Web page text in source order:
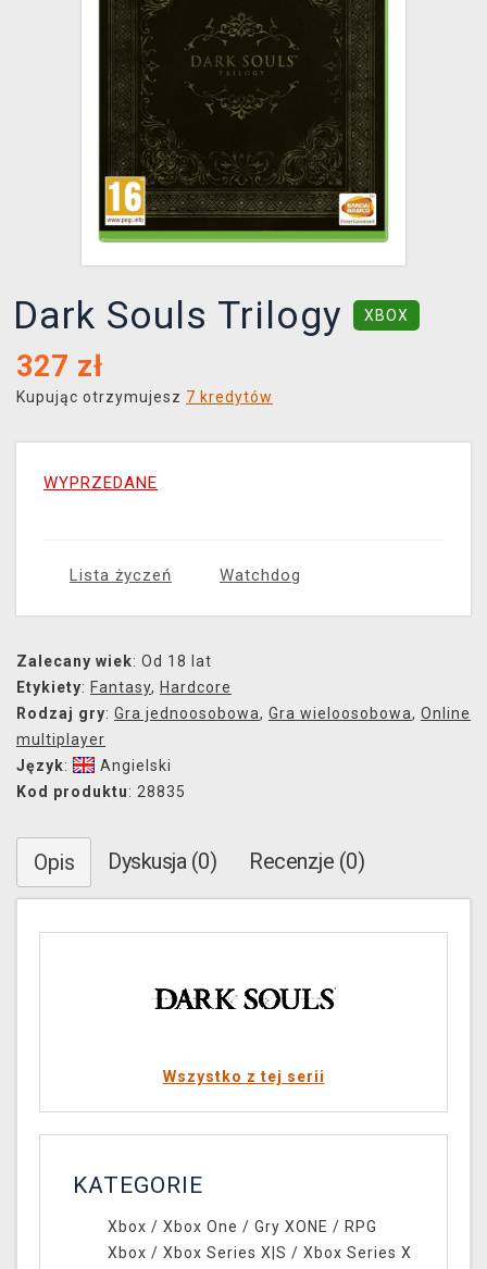
XZONE KLUB
Dark Souls Trilogy XBOX
327 zł
Kupując otrzymujesz 7 kredytów
WYPRZEDANE
Lista życzeń Watchdog
Zalecany wiek: Od 18 lat
Etykiety: Fantasy, Hardcore
Rodzaj gry: Gra jednoosobowa, Gra wieloosobowa, Online
multiplayer
Język:
Angielski
Kod produktu: 28835
Opis Dyskusja (0) Recenzje (0)
Wszystko z tej serii
KATEGORIE
Xbox / Xbox One / Gry XONE / RPG
Xbox / Xbox Series X|S / Xbox Series X